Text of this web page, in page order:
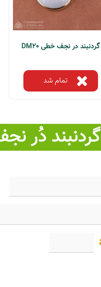
گردنبند در نجف خطی DM20
تمام شد
گردنبند دُر